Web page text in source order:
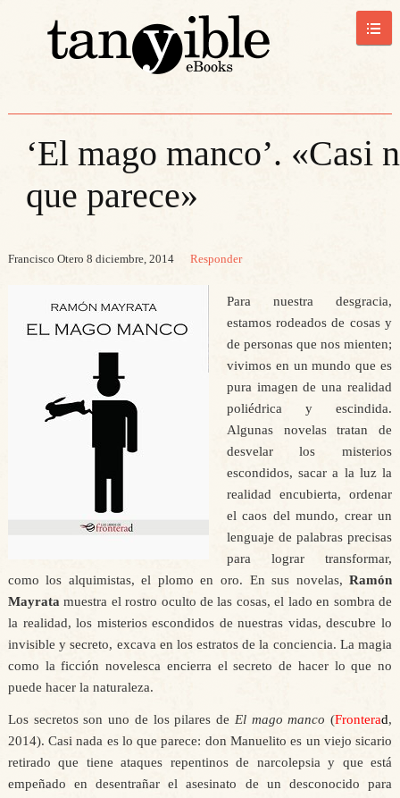
‘El mago manco’. «Casi
que parece»
Francisco Otero 8 diciembre, 2014 Responder
Para nuestra desgracia,
estamos rodeados de cosas y
de personas que nos mienten;
vivimos en un mundo que es
pura imagen de una realidad
poliédrica y escindida.
Algunas novelas tratan de
desvelar los misterios
escondidos, sacar a la luz la
realidad encubierta, ordenar
el caos del mundo, crear un
lenguaje de palabras precisas
para lograr transformar,
como los alquimistas, el plomo en oro. En sus novelas,Ramón
Mayrata muestra el rostro oculto de las cosas, el lado en sombra de
la realidad, los misterios escondidos de nuestras vidas, descubre lo
invisible y secreto, excava en los estratos de la conciencia. La magia
como la ficción novelesca encierra el secreto de hacer lo que no
puede hacer la naturaleza.
Los secretos son uno de los pilares de El mago manco (Fronterad,
2014). Casi nada es lo que parece: don Manuelito es un viejo sicario
retirado que tiene ataques repentinos de narcolepsia y que está
empeñado en desentrañar el asesinato de un desconocido para